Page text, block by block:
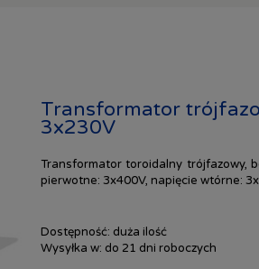
Transformator
3x230V
Transformator toroidalny trójfazowy,
pierwotne: 3x400V, napięcie wtórne:
Dostępność: duża ilość
Wysyłka w: do 21 dni roboczych